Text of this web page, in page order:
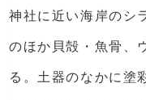
神社に近い海岸のシ
のほか貝殻・魚骨、
る。土器のなかに塗